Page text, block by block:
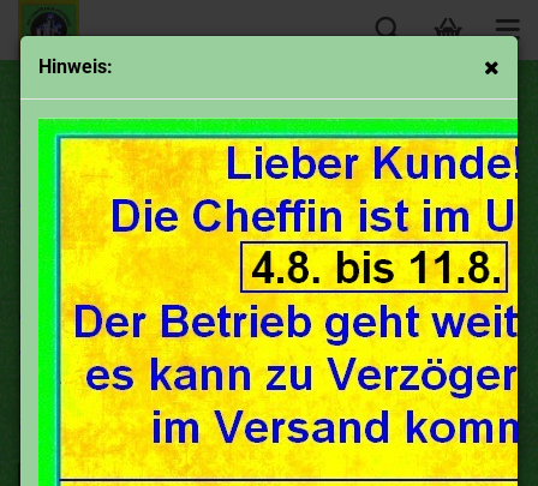
Hinweis:
Horex
Achtung!
Hier sind nur Luftfilter mit speziellen
Bauformen oder
Anschlüssen für die entsprechende Marke
aufgelistet.
Normale Luftiflter findest du in den
anderen Rubriken (hier).